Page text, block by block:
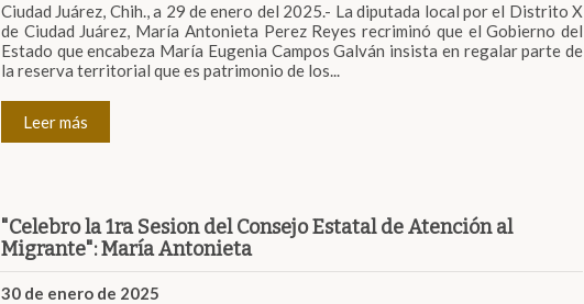
Ciudad Juárez, Chih., a 29 de enero del 2025.- La diputada local por el Distrito X
de Ciudad Juárez, María Antonieta Perez Reyes recriminó que el Gobierno del
Estado que encabeza María Eugenia Campos Galván insista en regalar parte de
la reserva territorial que es patrimonio de los...
Leer más
"Celebro la 1ra Sesion del Consejo Estatal de Atención al
Migrante": María Antonieta
30 de enero de 2025